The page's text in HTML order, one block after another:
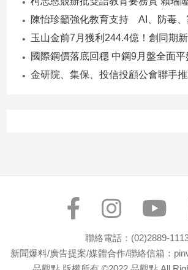
子/
感
／
動
陳怡珍籲強化教育支持 AI、防毒、
國際鋼價落底回穩 中鋼9月盤全面平
聯絡電話：(02)2889-
新聞爆料/廣告提案/媒體合作/聯絡信箱：